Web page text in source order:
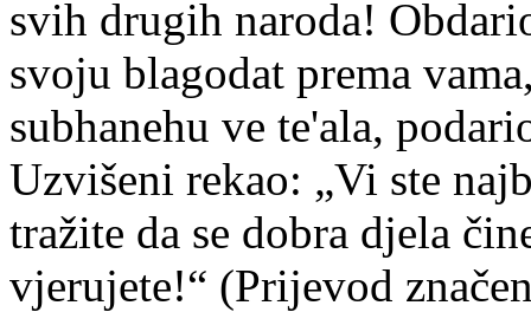
svih drugih naroda!
svoju blagodat prema
subhanehu ve te'ala,
Uzvišeni rekao: „Vi ste
tražite da se dobra djela
vjerujete!“ (Prijevod